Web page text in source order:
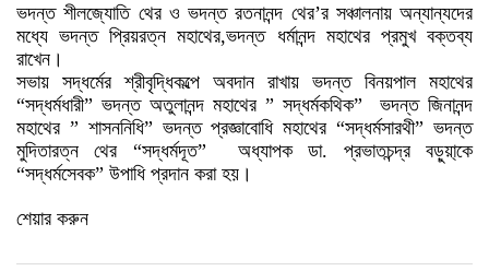
ভদন্ত শীলজ্যোতি থের ও ভদন্ত রতনানন্দ থের’র সঞ্চালনায় অন্যান্যদের
মধ্যে ভদন্ত প্রিয়রত্ন মহাথের,ভদন্ত ধর্মানন্দ মহাথের প্রমুখ বক্তব্য
রাখেন।
সভায় সদ্ধর্মের শ্রীবৃদ্ধিকল্পে অবদান রাখায় ভদন্ত বিনয়পাল মহাথের
“সদ্ধর্মধারী” ভদন্ত অতুলানন্দ মহাথের ” সদ্ধর্মকথিক” ভদন্ত জিনানন্দ
মহাথের ” শাসননিধি” ভদন্ত প্রজ্ঞাবোধি মহাথের “সদ্ধর্মসারথী” ভদন্ত
মুদিতারত্ন থের “সদ্ধর্মদূত” অধ্যাপক ডা. প্রভাতচন্দ্র বড়ুয়া্কে
“সদ্ধর্মসেবক” উপাধি প্রদান করা হয়।
শেয়ার করুন